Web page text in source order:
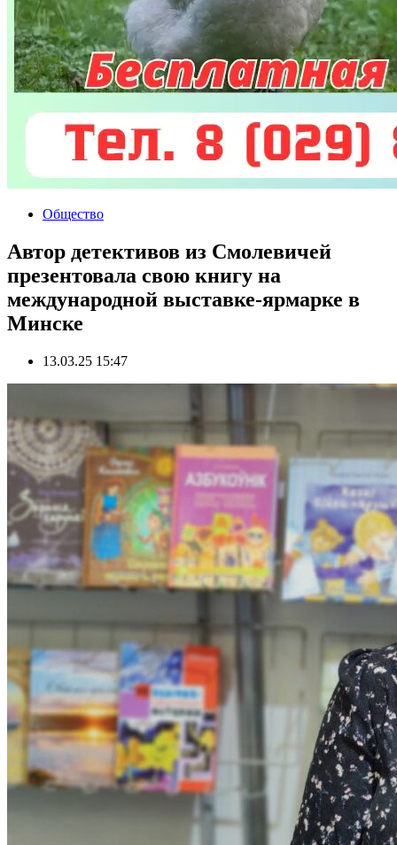
Общество
Автор детективов из Смолевичей
презентовала свою книгу на
международной выставке-ярмарке в
Минске
13.03.25 15:47